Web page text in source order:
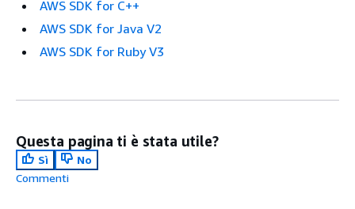
AWS SDK for C++
AWS SDK for Java V2
AWS SDK for Ruby V3
Questa pagina ti è stata utile?
Sì
No
Commenti